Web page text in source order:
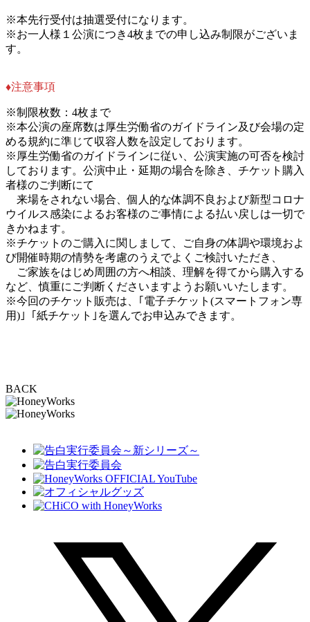
※本先行受付は抽選受付になります。
※お一人様１公演につき4枚までの申し込み制限がございま
す。
♦︎注意事項
※制限枚数：4枚まで
※本公演の座席数は厚生労働省のガイドライン及び会場の定
める規約に準じて収容人数を設定しております。
※厚生労働省のガイドラインに従い、公演実施の可否を検討
しております。公演中止・延期の場合を除き、チケット購入
者様のご判断にて
来場をされない場合、個人的な体調不良および新型コロナ
ウイルス感染によるお客様のご事情による払い戻しは一切で
きかねます。
※チケットのご購入に関しまして、ご自身の体調や環境およ
び開催時期の情勢を考慮のうえでよくご検討いただき、
ご家族をはじめ周囲の方へ相談、理解を得てから購入する
など、慎重にご判断くださいますようお願いいたします。
※今回のチケット販売は、｢電子チケット(スマートフォン専
用)｣「紙チケット｣を選んでお申込みできます。
BACK